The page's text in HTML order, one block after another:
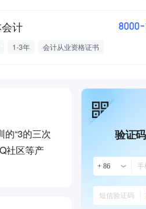
计 8000-
1-3年 会计从业资格证书
“3的三次
社区等产
验证
+ 86